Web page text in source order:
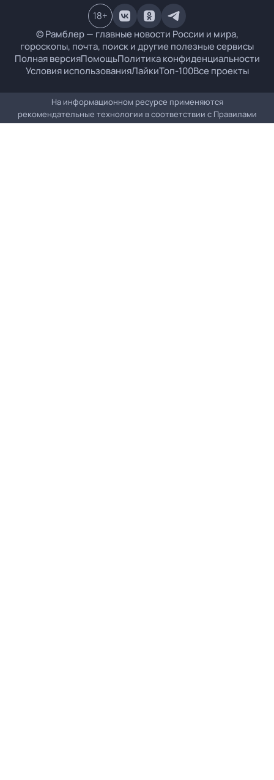
© Рамблер — главные новости России и мира,
гороскопы, почта, поиск и другие полезные сервисы
Полная версияПомощьПолитика конфиденциальности
Условия использованияЛайкиТоп-100Все проекты
18+
На информационном ресурсе применяются
рекомендательные технологии в соответствии с Правилами